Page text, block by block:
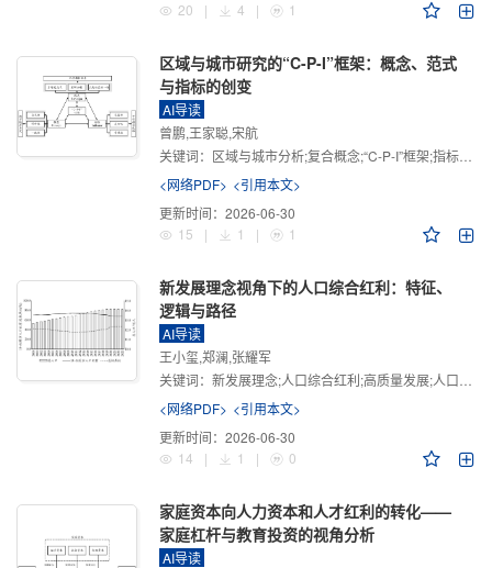
20
| 4 | 1
区域与城市研究的“C-P-I”框架：概念、范式
与指标的创变
AI导读
曾鹏,王家聪,宋航
关键词： 区域与城市分析;复合概念;“C-P-I”框架;指标体系
<网络PDF> <引用本文>
更新时间： 2026-06-30
15
| 1 | 1
新发展理念视角下的人口综合红利：特征、
逻辑与路径
AI导读
王小玺,郑澜,张耀军
关键词： 新发展理念;人口综合红利;高质量发展;人口政策;中国式现代化
<网络PDF> <引用本文>
更新时间： 2026-06-30
14
| 1 | 0
家庭资本向人力资本和人才红利的转化——
家庭杠杆与教育投资的视角分析
AI导读